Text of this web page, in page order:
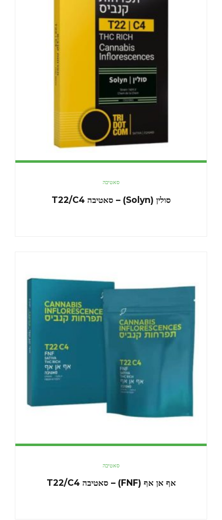
סאטיבה
סולין (Solyn) – סאטיבה T22/C4
סאטיבה
אף אן אף (FNF) – סאטיבה T22/C4